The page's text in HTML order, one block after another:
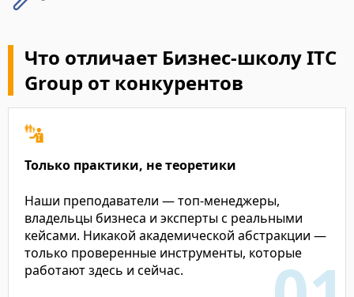
Что отличает Бизнес-школу ITC
Group от конкурентов
Только практики, не теоретики
Наши преподаватели — топ-менеджеры,
владельцы бизнеса и эксперты с реальными
кейсами. Никакой академической абстракции —
только проверенные инструменты, которые
работают здесь и сейчас.